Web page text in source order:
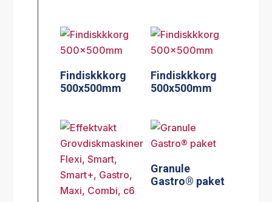
Findiskkkorg
500x500mm
Findiskkkorg
500x500mm
Granule
Gastro® paket